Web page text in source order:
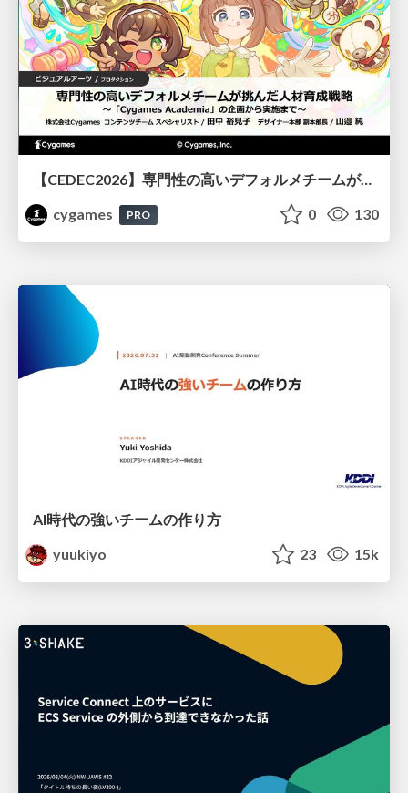
【CEDEC2026】専門性の高いデフォルメチームが挑んだ人材育成戦略 〜Cygames Academiaの企画から実施まで〜
cygames
PRO 0 130
AI時代の強いチームの作り方
yuukiyo
23 15k